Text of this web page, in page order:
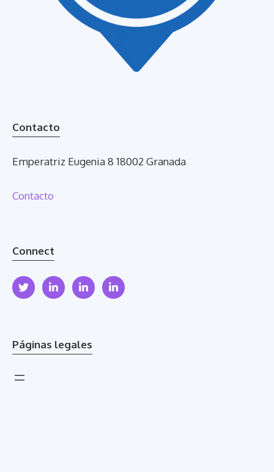
Contacto
Emperatriz Eugenia 8 18002 Granada
Contacto
Connect
Páginas legales